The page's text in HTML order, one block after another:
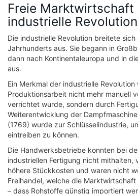
Freie Marktwirtschaft
industrielle Revolution
Die industrielle Revolution breitete
Jahrhunderts aus. Sie begann in
dann nach Kontinentaleuropa und in
aus.
Ein Merkmal der industrielle Revolution
Produktionsarbeit nicht mehr manuell
verrichtet wurde, sondern durch
Weiterentwicklung der
(1769) wurde zur Schlüsselindustrie,
eintreiben zu können.
Die Handwerksbetriebe konnten bei
industriellen Fertigung nicht mithalten,
höhere Stückkosten und waren nicht
Freihandel, welche die
– dass Rohstoffe günstig importiert